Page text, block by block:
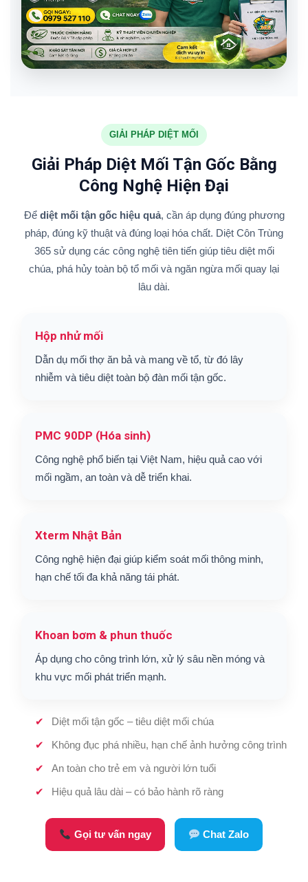
GIẢI PHÁP DIỆT MỐI
Giải Pháp Diệt Mối Tận Gốc Bằng
Công Nghệ Hiện Đại
Để diệt mối tận gốc hiệu quả, cần áp dụng đúng phương
pháp, đúng kỹ thuật và đúng loại hóa chất. Diệt Côn Trùng
365 sử dụng các công nghệ tiên tiến giúp tiêu diệt mối
chúa, phá hủy toàn bộ tổ mối và ngăn ngừa mối quay lại
lâu dài.
Hộp nhử mối
Dẫn dụ mối thợ ăn bả và mang về tổ, từ đó lây
nhiễm và tiêu diệt toàn bộ đàn mối tận gốc.
PMC 90DP (Hóa sinh)
Công nghệ phổ biến tại Việt Nam, hiệu quả cao với
mối ngầm, an toàn và dễ triển khai.
Xterm Nhật Bản
Công nghệ hiện đại giúp kiểm soát mối thông minh,
hạn chế tối đa khả năng tái phát.
Khoan bơm & phun thuốc
Áp dụng cho công trình lớn, xử lý sâu nền móng và
khu vực mối phát triển mạnh.
Diệt mối tận gốc – tiêu diệt mối chúa
Không đục phá nhiều, hạn chế ảnh hưởng công trình
An toàn cho trẻ em và người lớn tuổi
Hiệu quả lâu dài – có bảo hành rõ ràng
Gọi tư vấn ngay Chat Zalo